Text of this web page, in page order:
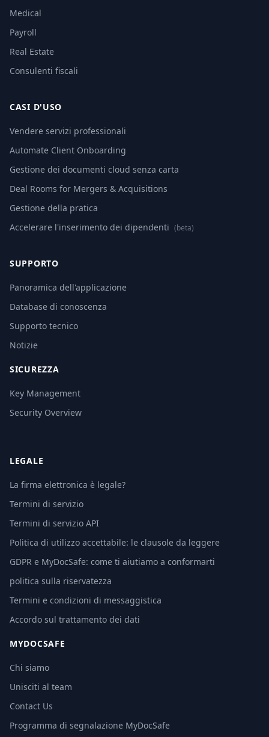
Medical
Payroll
Real Estate
Consulenti fiscali
CASI D'USO
Vendere servizi professionali
Automate Client Onboarding
Gestione dei documenti cloud senza carta
Deal Rooms for Mergers & Acquisitions
Gestione della pratica
Accelerare l'inserimento dei dipendenti (beta)
SUPPORTO
Panoramica dell'applicazione
Database di conoscenza
Supporto tecnico
Notizie
SICUREZZA
Key Management
Security Overview
LEGALE
La firma elettronica è legale?
Termini di servizio
Termini di servizio API
Politica di utilizzo accettabile: le clausole da leggere
GDPR e MyDocSafe: come ti aiutiamo a conformarti
politica sulla riservatezza
Termini e condizioni di messaggistica
Accordo sul trattamento dei dati
MYDOCSAFE
Chi siamo
Unisciti al team
Contact Us
Programma di segnalazione MyDocSafe